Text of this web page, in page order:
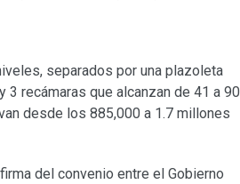
separados por una plazoleta
recámaras que alcanzan de 41 a 90
desde los 885,000 a 1.7 millones
del convenio entre el Gobierno